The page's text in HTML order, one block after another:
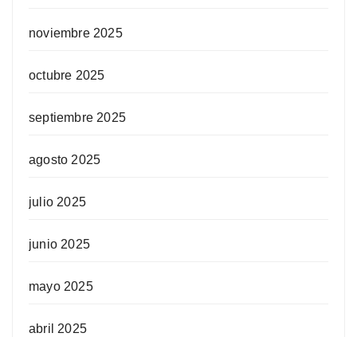
noviembre 2025
octubre 2025
septiembre 2025
agosto 2025
julio 2025
junio 2025
mayo 2025
abril 2025